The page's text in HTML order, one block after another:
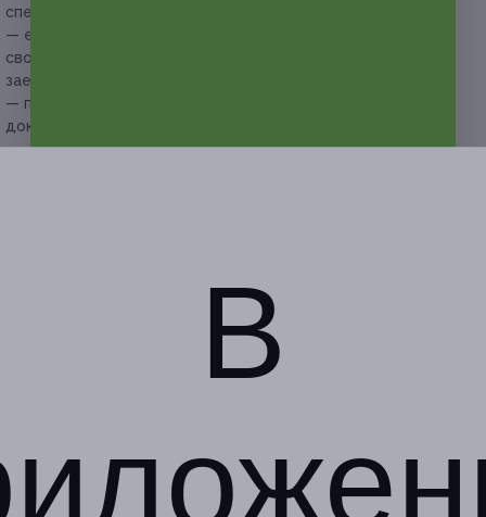
спецпредложения гостиницы;
— если участник акции не предупреждает об отмене
своего визита за 72 часа до забронированной даты
заезда, купон считается использованным;
— при заезде в гостиницу необходимо предъявить
документ, удостоверяющий личность.
Показать номер телефона
В